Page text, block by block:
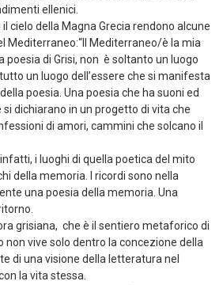
ellenici.
il cielo della Magna Grecia rendono alcune
Mediterraneo:“Il Mediterraneo/è la mia
poesia di Grisi, non è soltanto un luogo
un luogo dell’essere che si manifesta
poesia. Una poesia che ha suoni ed
dichiarano in un progetto di vita che
di amori, cammini che solcano il
infatti, i luoghi di quella poetica del mito
della memoria. I ricordi sono nella
una poesia della memoria. Una
grisiana, che è il sentiero metaforico di
non vive solo dentro la concezione della
di una visione della letteratura nel
la vita stessa.